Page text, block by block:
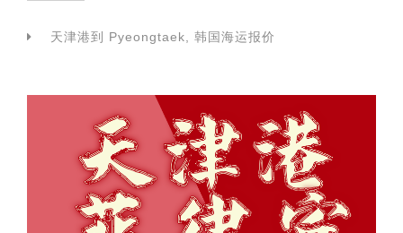
天津港到 Pyeongtaek, 韩国海运报价